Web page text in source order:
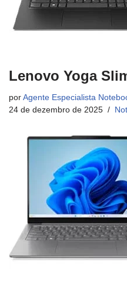
Lenovo Yoga
por Agente Especialista
24 de dezembro de 2025